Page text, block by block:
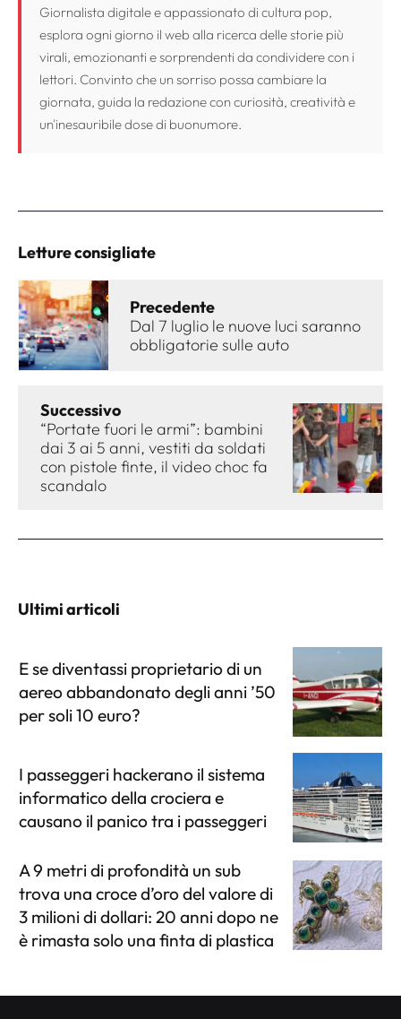
Giornalista digitale e appassionato di cultura pop,
esplora ogni giorno il web alla ricerca delle storie più
virali, emozionanti e sorprendenti da condividere con i
lettori. Convinto che un sorriso possa cambiare la
giornata, guida la redazione con curiosità, creatività e
un'inesauribile dose di buonumore.
Letture consigliate
Precedente
Dal 7 luglio le nuove luci saranno
obbligatorie sulle auto
Successivo
“Portate fuori le armi”: bambini
dai 3 ai 5 anni, vestiti da soldati
con pistole finte, il video choc fa
scandalo
Ultimi articoli
E se diventassi proprietario di un
aereo abbandonato degli anni ’50
per soli 10 euro?
I passeggeri hackerano il sistema
informatico della crociera e
causano il panico tra i passeggeri
A 9 metri di profondità un sub
trova una croce d’oro del valore di
3 milioni di dollari: 20 anni dopo ne
è rimasta solo una finta di plastica